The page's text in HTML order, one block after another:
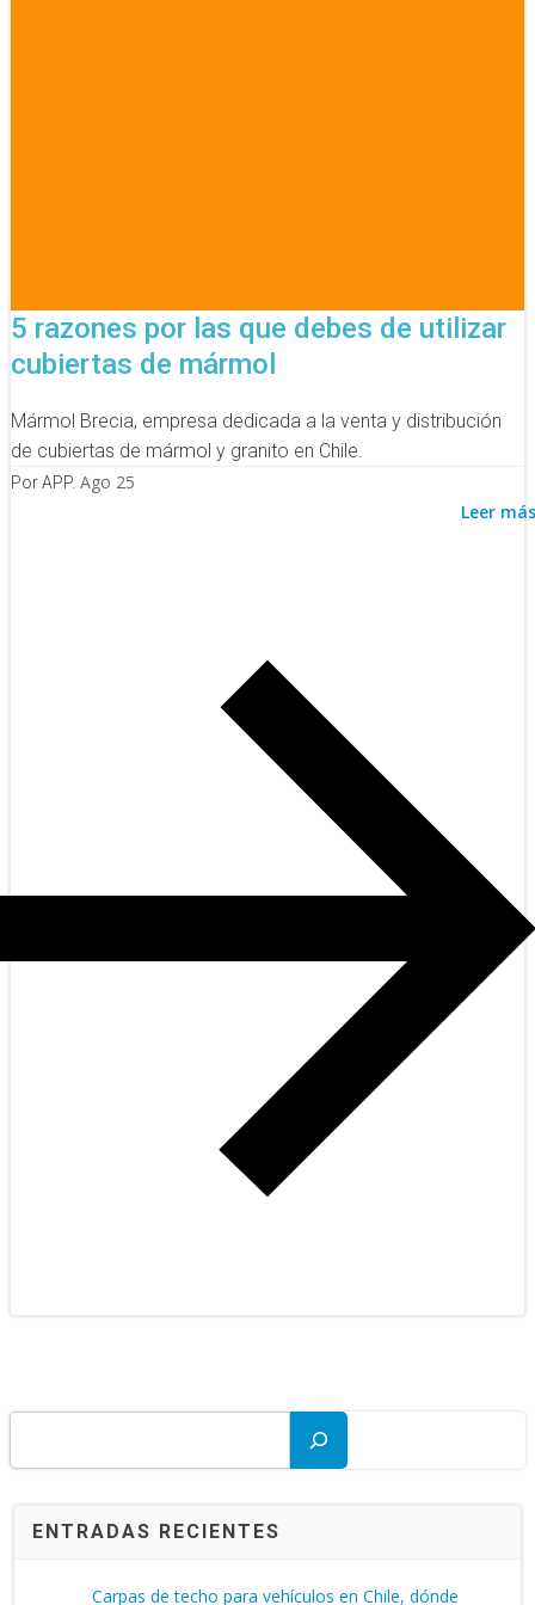
5 razones por las que debes de utilizar
cubiertas de mármol
Mármol Brecia, empresa dedicada a la venta y distribución
de cubiertas de mármol y granito en Chile.
Por APP. Ago 25
Leer más
ENTRADAS RECIENTES
Carpas de techo para vehículos en Chile, dónde